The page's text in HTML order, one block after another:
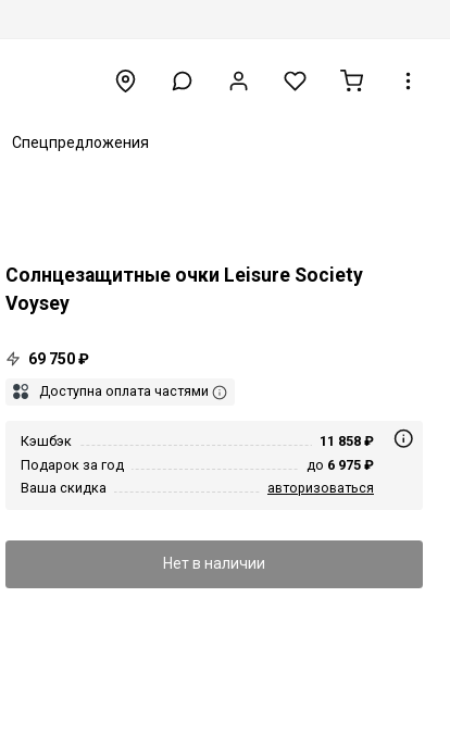
Спецпредложения
Солнцезащитные очки Leisure Society
Voysey
69 750 ₽
Доступна оплата частями
Кэшбэк
11 858 ₽
Подарок за год
до 6 975 ₽
Ваша скидка
авторизоваться
Нет в наличии